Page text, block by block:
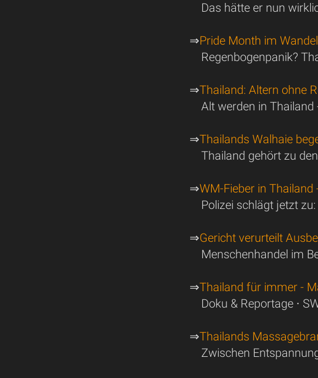
Das hätte er nun
⇒Pride Month im
Regenbogenpanik?
⇒Thailand: Altern ohne
Alt werden in
⇒Thailands Walhaie
Thailand gehört zu
⇒WM-Fieber in
Polizei schlägt jetzt
⇒Gericht verurteilt
Menschenhandel im
⇒Thailand für immer -
Doku & Reportage ∙
⇒Thailands
Zwischen